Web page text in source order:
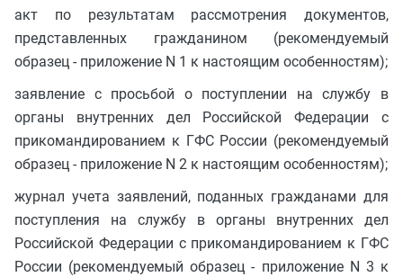
акт по результатам рассмотрения документов,
представленных гражданином (рекомендуемый
образец - приложение N 1 к настоящим особенностям);
заявление с просьбой о поступлении на службу в
органы внутренних дел Российской Федерации с
прикомандированием к ГФС России (рекомендуемый
образец - приложение N 2 к настоящим особенностям);
журнал учета заявлений, поданных гражданами для
поступления на службу в органы внутренних дел
Российской Федерации с прикомандированием к ГФС
России (рекомендуемый образец - приложение N 3 к